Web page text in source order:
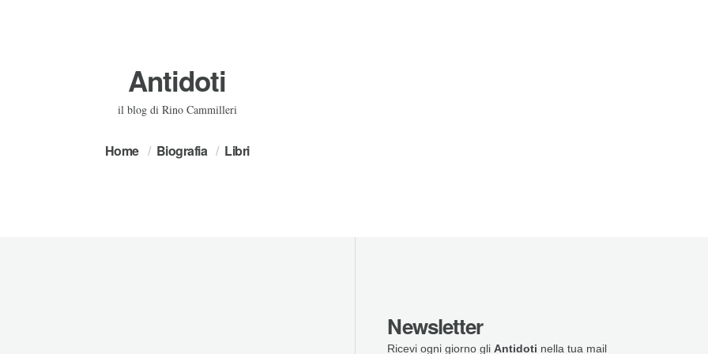
Antidoti
il blog di Rino Cammilleri
Home Biografia Libri
Newsletter
Ricevi ogni giorno gli Antidoti nella tua mail